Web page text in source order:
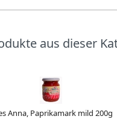
aus dieser
Anna, Paprikamark mild 200g